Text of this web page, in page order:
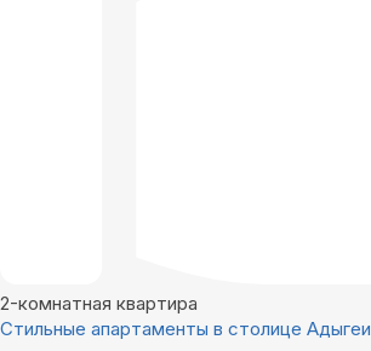
2-комнатная квартира
Стильные апартаменты в столице Адыгеи